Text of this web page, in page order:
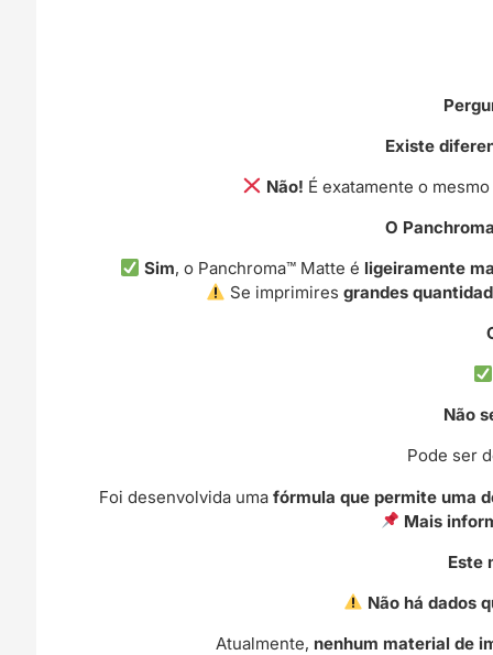
Existe
Não! É exatamente o
O
Sim, o Panchroma™ Matte é ligeiramente
Se imprimires grandes
Não
Pode ser
Foi desenvolvida uma fórmula que permite uma
Mais
Este
Não há dados
Atualmente, nenhum material de